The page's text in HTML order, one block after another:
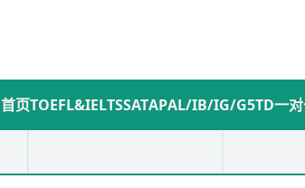
首页TOEFL&IELTSSATAPAL/IB/IG/G5TD一